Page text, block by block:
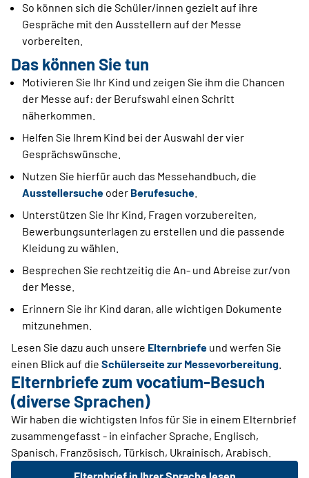
So können sich die Schüler/innen gezielt auf ihre
Gespräche mit den Ausstellern auf der Messe
vorbereiten.
Das können Sie tun
Motivieren Sie Ihr Kind und zeigen Sie ihm die Chancen
der Messe auf: der Berufswahl einen Schritt
näherkommen.
Helfen Sie Ihrem Kind bei der Auswahl der vier
Gesprächswünsche.
Nutzen Sie hierfür auch das Messehandbuch, die
Ausstellersuche oder Berufesuche
Unterstützen Sie Ihr Kind, Fragen vorzubereiten,
Bewerbungsunterlagen zu erstellen und die passende
Kleidung zu wählen.
Besprechen Sie rechtzeitig die An- und Abreise zur/von
der Messe.
Erinnern Sie ihr Kind daran, alle wichtigen Dokumente
mitzunehmen.
Lesen Sie dazu auch unsere Elternbriefe und werfen Sie
einen Blick auf die Schülerseite zur Messevorbereitung
Elternbriefe zum vocatium-Besuch
(diverse Sprachen)
Wir haben die wichtigsten Infos für Sie in einem Elternbrief
zusammengefasst - in einfacher Sprache, Englisch,
Spanisch, Französisch, Türkisch, Ukrainisch, Arabisch.